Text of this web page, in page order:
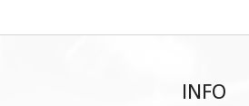
INFO